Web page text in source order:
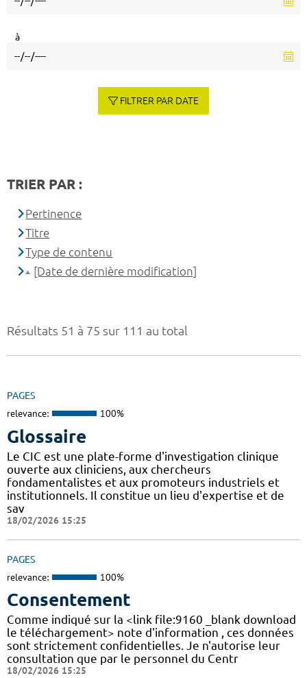
Résultats 51 à 75 sur 111 au total
PAGES
relevance: 100%
Glossaire
Le CIC est une plate-forme d'investigation clinique
ouverte aux cliniciens, aux chercheurs
fondamentalistes et aux promoteurs industriels et
institutionnels. Il constitue un lieu d'expertise et de
sav
18/02/2026 15:25
PAGES
relevance: 100%
Consentement
Comme indiqué sur la <link file:9160 _blank download
le téléchargement> note d'information , ces données
sont strictement confidentielles. Je n'autorise leur
consultation que par le personnel du Centr
18/02/2026 15:25
à
FILTRER PAR DATE
TRIER PAR :
Pertinence
Titre
Type de contenu
[Date de dernière modification]